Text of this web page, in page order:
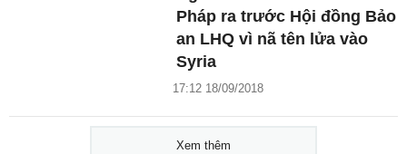
Pháp ra trước Hội đồng Bảo
an LHQ vì nã tên lửa vào
Syria
17:12 18/09/2018
Xem thêm